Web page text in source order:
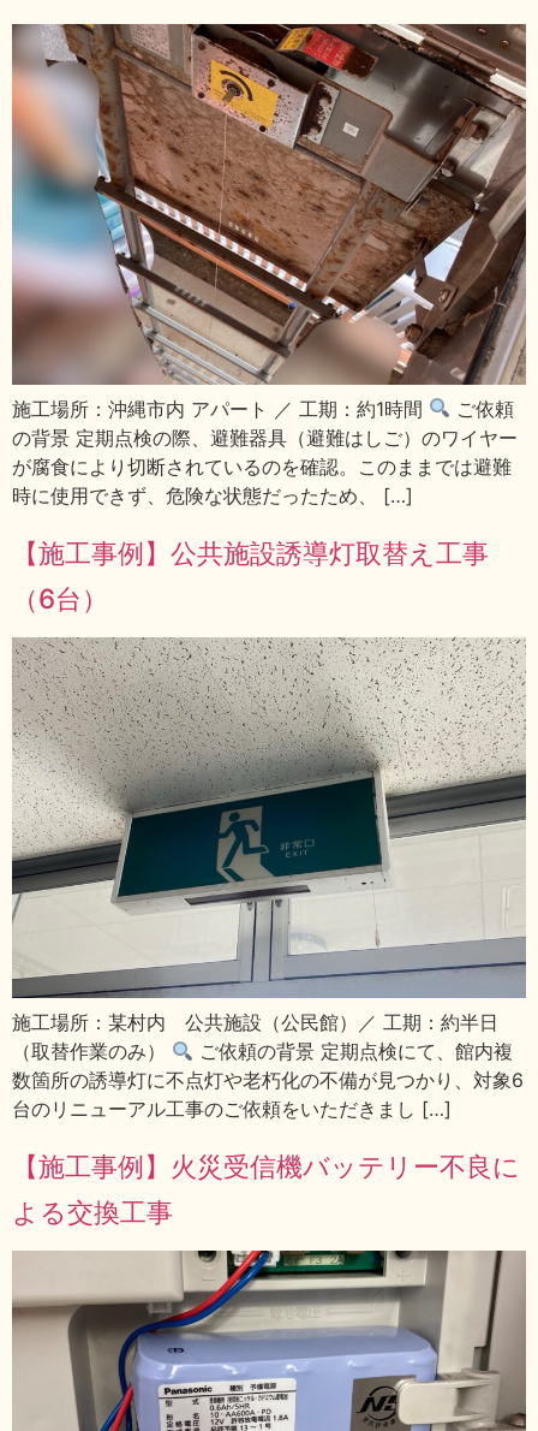
施工場所：沖縄市内 アパート ／ 工期：約1時間
ご依頼
の背景 定期点検の際、避難器具（避難はしご）のワイヤー
が腐食により切断されているのを確認。このままでは避難
時に使用できず、危険な状態だったため、 […]
【施工事例】公共施設誘導灯取替え工事
（6台）
施工場所：某村内 公共施設（公民館）／ 工期：約半日
（取替作業のみ）
ご依頼の背景 定期点検にて、館内複
数箇所の誘導灯に不点灯や老朽化の不備が見つかり、対象6
台のリニューアル工事のご依頼をいただきまし […]
【施工事例】火災受信機バッテリー不良に
よる交換工事